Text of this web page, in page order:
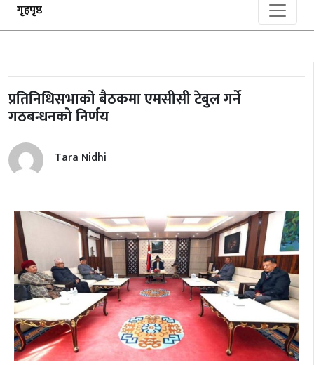
गृहपृष्ठ
प्रतिनिधिसभाको बैठकमा एमसीसी टेबुल गर्ने
गठबन्धनको निर्णय
Tara Nidhi